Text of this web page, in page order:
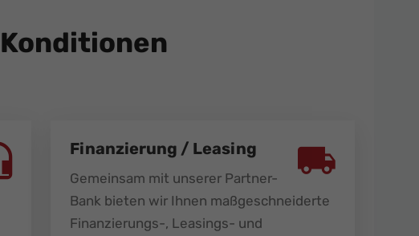
Finanzierung / Leasing
Gemeinsam mit unserer Partner-
Bank bieten wir Ihnen maßgeschneiderte
Finanzierungs-, Leasings- und